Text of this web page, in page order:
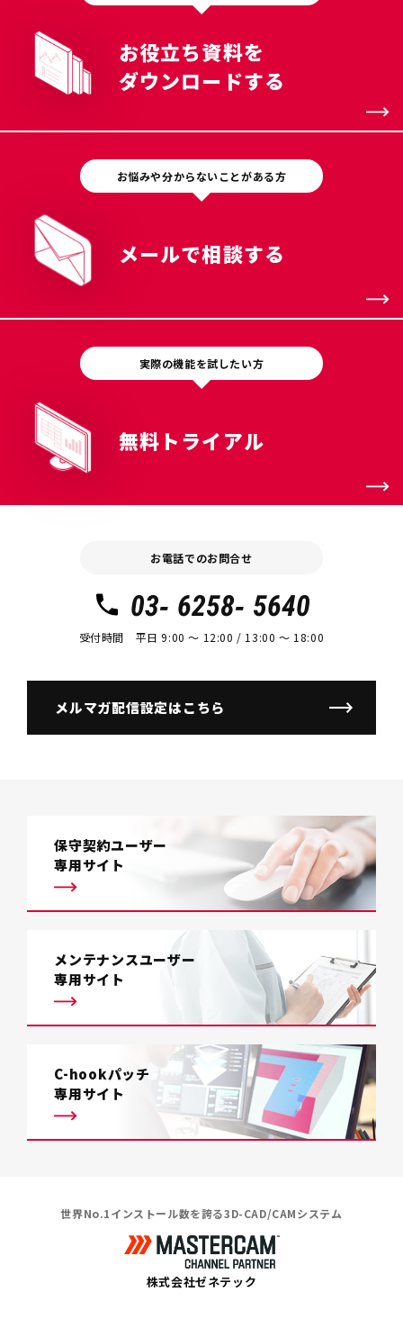
お役立ち資料を
ダウンロードする
お悩みや分からないことがある方
メールで相談する
実際の機能を試したい方
無料トライアル
お電話でのお問合せ
03- 6258- 5640
受付時間 平日 9:00 〜 12:00 / 13:00 〜 18:00
メルマガ配信設定はこちら
保守契約ユーザー
専用サイト
メンテナンスユーザー
専用サイト
C-hookパッチ
専用サイト
世界No.1インストール数を誇る3D-CAD/CAMシステム
株式会社ゼネテック